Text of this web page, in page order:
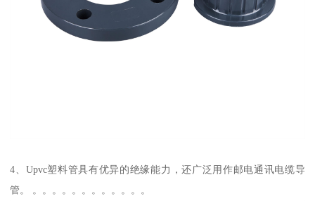
4、Upvc塑料管具有优异的绝缘能力，还广泛用作邮电通讯电缆导
管。 。。。。。。。。。。。。